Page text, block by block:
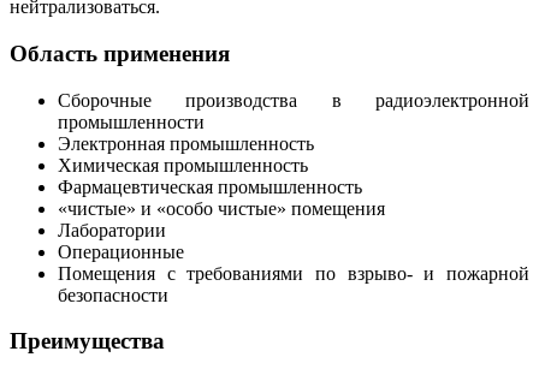
нейтрализоваться.
Область применения
Сборочные производства в радиоэлектронной
промышленности
Электронная промышленность
Химическая промышленность
Фармацевтическая промышленность
«чистые» и «особо чистые» помещения
Лаборатории
Операционные
Помещения с требованиями по взрыво- и пожарной
безопасности
Преимущества